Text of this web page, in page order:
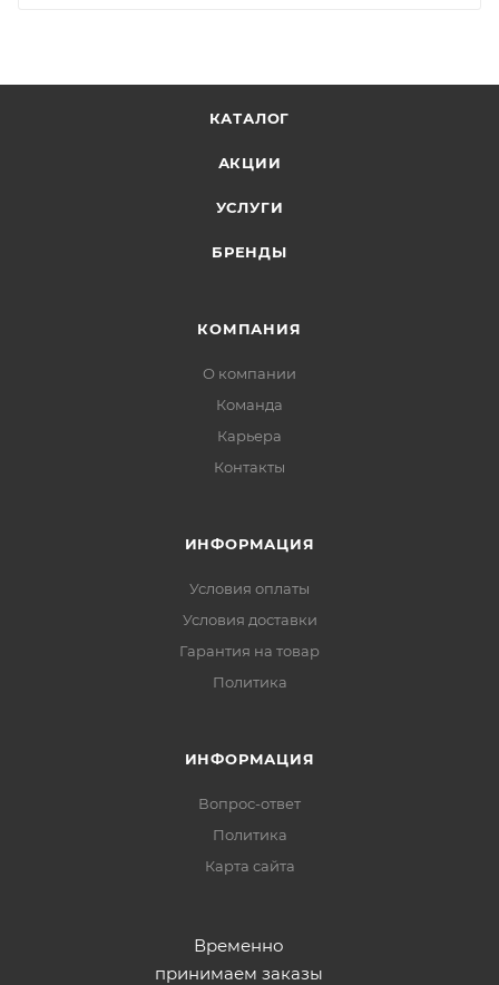
КАТАЛОГ
АКЦИИ
УСЛУГИ
БРЕНДЫ
КОМПАНИЯ
О компании
Команда
Карьера
Контакты
ИНФОРМАЦИЯ
Условия оплаты
Условия доставки
Гарантия на товар
Политика
ИНФОРМАЦИЯ
Вопрос-ответ
Политика
Карта сайта
Временно
принимаем заказы